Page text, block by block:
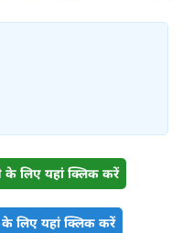
के लिए यहां क्लिक करें
लिए यहां क्लिक करें